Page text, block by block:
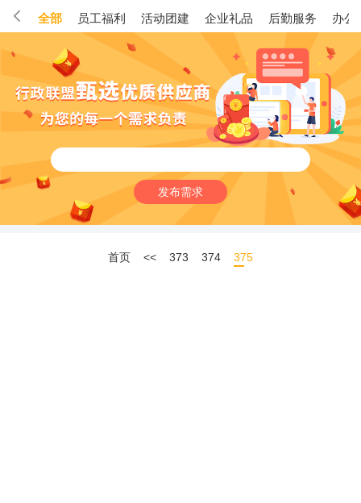
全部 员工福利 活动团建 企业礼品 后勤服务 办公
发布需求
首页 << 373 374 375